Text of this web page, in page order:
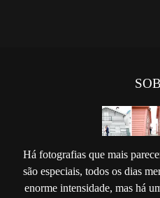
Há fotografias que mais
são especiais, todos os dias
enorme intensidade, mas há